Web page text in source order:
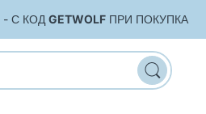
- С КОДGETWOLF ПРИ ПОКУПКА